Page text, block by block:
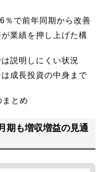
％で前年同期から改善
業績を押し上げた構
説明しにくい状況
成長投資の中身まで
とめ
期も増収増益の見通